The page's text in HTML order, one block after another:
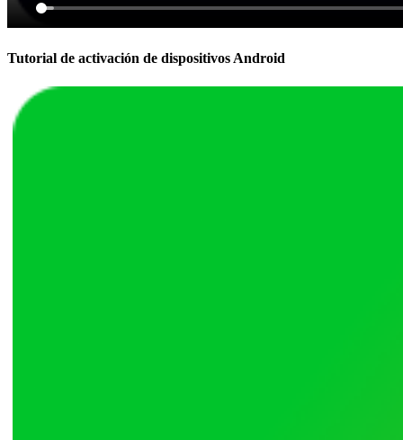
Tutorial de activación de dispositivos Android